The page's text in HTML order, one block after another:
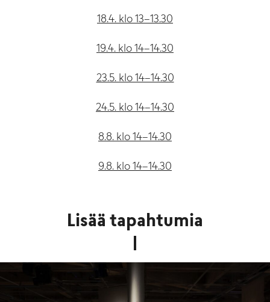
18.4. klo 13–13.30
19.4. klo 14–14.30
23.5. klo 14–14.30
24.5. klo 14–14.30
8.8. klo 14–14.30
9.8. klo 14–14.30
Lisää tapahtumia